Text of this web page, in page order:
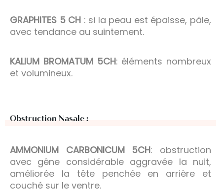
GRAPHITES 5 CH : si la peau est épaisse, pâle,
avec tendance au suintement.
KALIUM BROMATUM 5CH: éléments nombreux
et volumineux.
Obstruction Nasale :
AMMONIUM CARBONICUM 5CH: obstruction
avec gêne considérable aggravée la nuit,
améliorée la tête penchée en arrière et
couché sur le ventre.